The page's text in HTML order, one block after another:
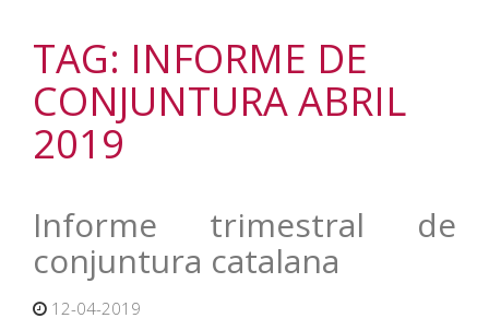
TAG: INFORME DE
CONJUNTURA ABRIL
2019
Informe trimestral de
conjuntura catalana
12-04-2019